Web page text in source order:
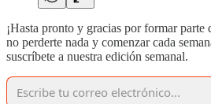
¡Hasta pronto y gracias por formar parte
no perderte nada y comenzar cada
suscríbete a nuestra edición semanal.